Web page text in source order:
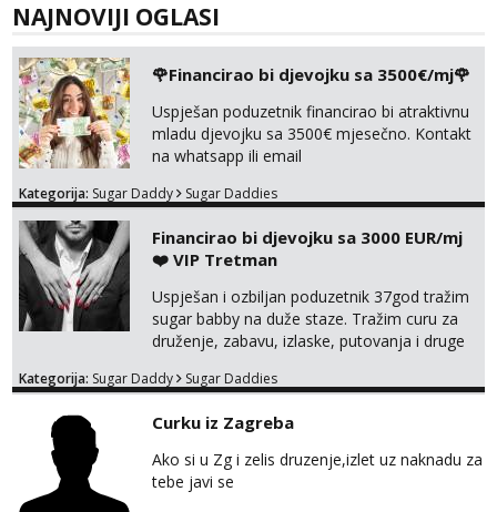
Čekam tvoj poziv!
tel:0,93€ - mob:1,12€ min
NAJNOVIJI OGLASI
🌹Financirao bi djevojku sa 3500€/mj🌹
Uspješan poduzetnik financirao bi atraktivnu
mladu djevojku sa 3500€ mjesečno. Kontakt
na whatsapp ili email
Kategorija: Sugar Daddy Sugar Daddies
Financirao bi djevojku sa 3000 EUR/mj
❤️ VIP Tretman
Uspješan i ozbiljan poduzetnik 37god tražim
sugar babby na duže staze. Tražim curu za
druženje, zabavu, izlaske, putovanja i druge
otvorena, komunikativna, zgodna i atraktivna
markodalic37@gmail.com
Kategorija: Sugar Daddy Sugar Daddies
Curku iz Zagreba
Ako si u Zg i zelis druzenje,izlet uz naknadu za
tebe javi se